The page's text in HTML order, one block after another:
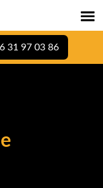
31 97 03 86